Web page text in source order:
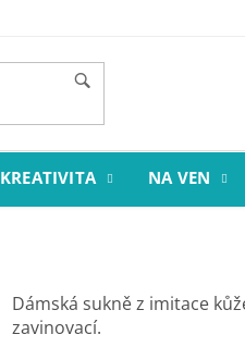
KREATIVITA NA VEN
Dámská sukně z imitace
zavinovací.